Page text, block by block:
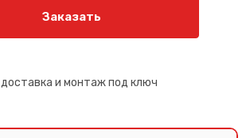
Заказать
доставка и монтаж под ключ